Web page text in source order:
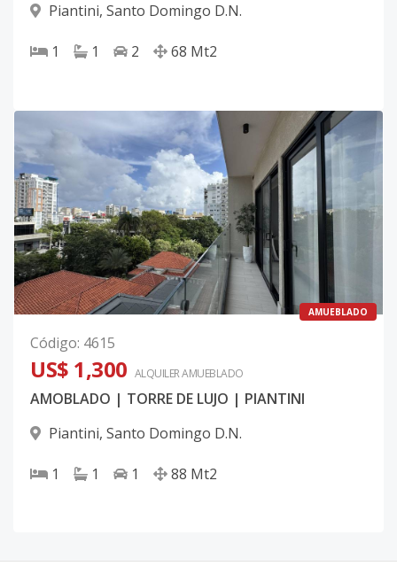
Piantini, Santo Domingo D.N.
1 1 2 68 Mt2
AMUEBLADO
Código: 4615
US$ 1,300 ALQUILERAMUEBLADO
AMOBLADO | TORRE DE LUJO | PIANTINI
Piantini, Santo Domingo D.N.
1 1 1 88 Mt2